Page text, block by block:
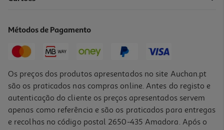
Métodos de Pagamento
Os preços dos produtos apresentados no site Auchan.pt
são os praticados nas compras online. Antes do registo e
autenticação do cliente os preços apresentados servem
apenas como referência e são os praticados para entregas
e recolhas no código postal 2650-435 Amadora. Após o